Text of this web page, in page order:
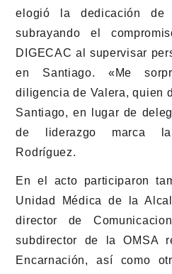
elogió la dedicación
subrayando el
DIGECAC al supervisar
en Santiago. «Me
diligencia de Valera, quien
Santiago, en lugar de
de liderazgo marca la
Rodríguez.
En el acto participaron
Unidad Médica de la
director de
subdirector de la OMSA
Encarnación, así como